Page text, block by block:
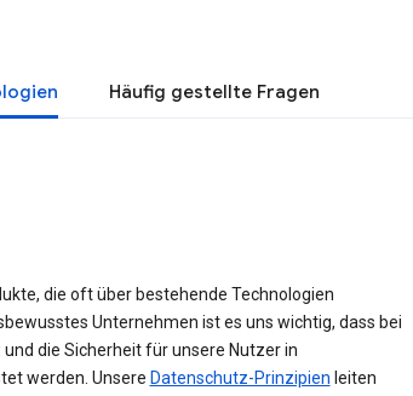
Häufig gestellte Fragen
die oft über bestehende Technologien
Unternehmen ist es uns wichtig, dass bei
die Sicherheit für unsere Nutzer in
werden. Unsere Datenschutz-Prinzipien leiten